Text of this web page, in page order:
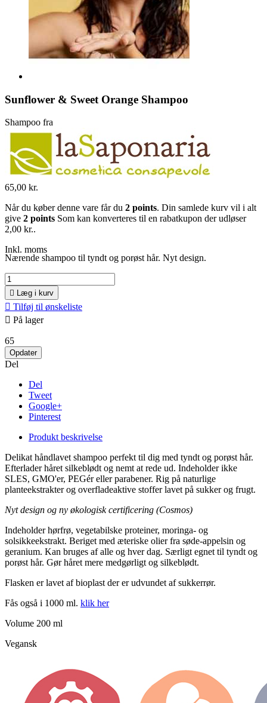
Sunflower & Sweet Orange Shampoo
Shampoo fra
65,00 kr.
Når du køber denne vare får du 2 points. Din samlede kurv vil i alt
give 2 points Som kan konverteres til en rabatkupon der udløser
2,00 kr..
Inkl. moms
Nærende shampoo til tyndt og porøst hår. Nyt design.
 Læg i kurv
 Tilføj til ønskeliste
 På lager
65
Del
Del
Tweet
Google+
Pinterest
Produkt beskrivelse
Delikat håndlavet shampoo perfekt til dig med tyndt og porøst hår.
Efterlader håret silkeblødt og nemt at rede ud. Indeholder ikke
SLES, GMO'er, PEGér eller parabener. Rig på naturlige
planteekstrakter og overfladeaktive stoffer lavet på sukker og frugt.
Nyt design og ny økologisk certificering (Cosmos)
Indeholder hørfrø, vegetabilske proteiner, moringa- og
solsikkeekstrakt. Beriget med æteriske olier fra søde-appelsin og
geranium. Kan bruges af alle og hver dag. Særligt egnet til tyndt og
porøst hår. Gør håret mere medgørligt og silkeblødt.
Flasken er lavet af bioplast der er udvundet af sukkerrør.
Fås også i 1000 ml. klik her
Volume 200 ml
Vegansk